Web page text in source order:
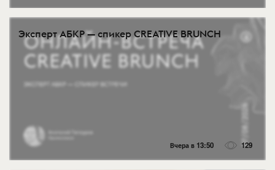
Эксперт АБКР — спикер CREATIVE BRUNCH
Вчера в 13:50 129